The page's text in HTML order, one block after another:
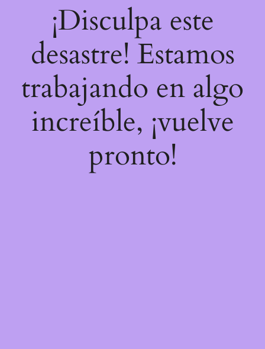
¡Disculpa este
desastre! Estamos
trabajando en algo
increíble, ¡vuelve
pronto!